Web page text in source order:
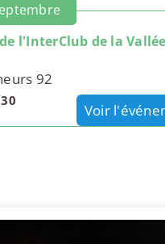
l'InterClub de la
92
Voir